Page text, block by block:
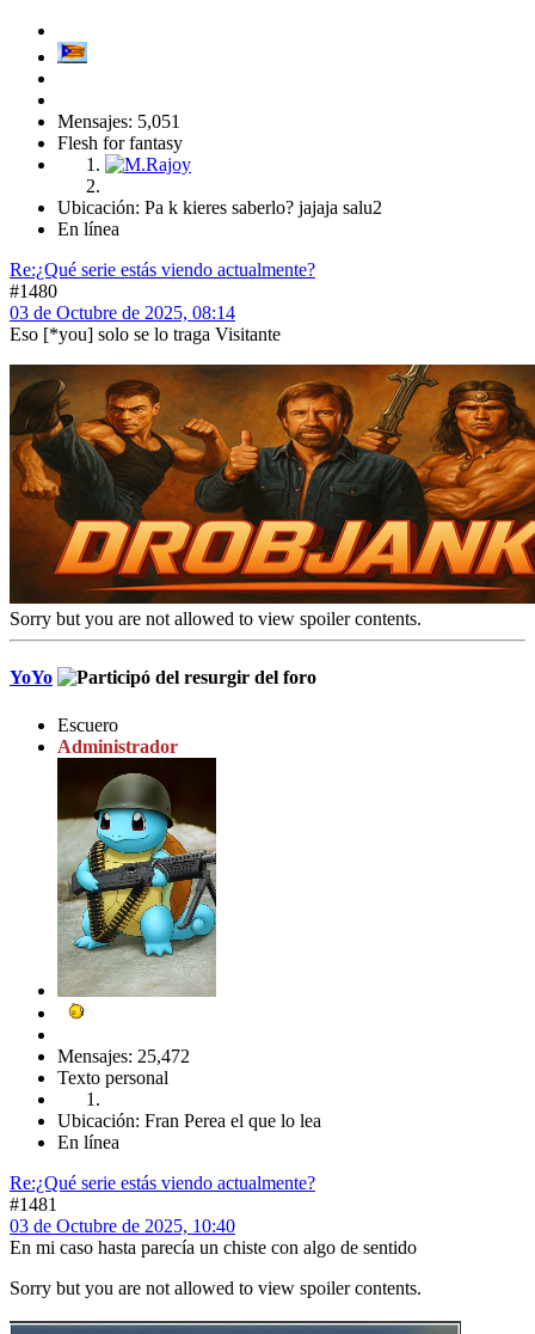
Mensajes: 5,051
Flesh for fantasy
Ubicación: Pa k kieres saberlo? jajaja salu2
En línea
Re:¿Qué serie estás viendo actualmente?
#1480
03 de Octubre de 2025, 08:14
Eso [*you] solo se lo traga Visitante
Sorry but you are not allowed to view spoiler contents.
YoYo
Escuero
Administrador
Mensajes: 25,472
Texto personal
Ubicación: Fran Perea el que lo lea
En línea
Re:¿Qué serie estás viendo actualmente?
#1481
03 de Octubre de 2025, 10:40
En mi caso hasta parecía un chiste con algo de sentido
Sorry but you are not allowed to view spoiler contents.